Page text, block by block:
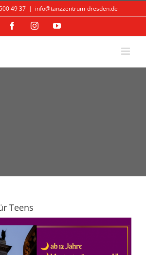
49 37 | info@tanzzentrum-dresden.de
FacebookInstagramYouTube
Teens